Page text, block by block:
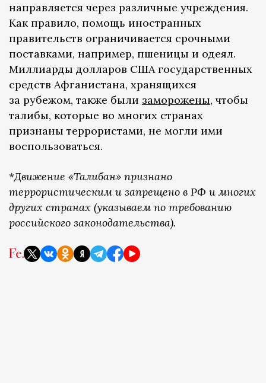
направляется через различные учреждения.
Как правило, помощь иностранных
правительств ограничивается срочными
поставками, например, пшеницы и одеял.
Миллиарды долларов США государственных
средств Афганистана, хранящихся
за рубежом, также были заморожены, чтобы
талибы, которые во многих странах
признаны террористами, не могли ими
воспользоваться.
*Движение «Талибан» признано
террористическим и запрещено в РФ и многих
других странах (указываем по требованию
российского законодательства).